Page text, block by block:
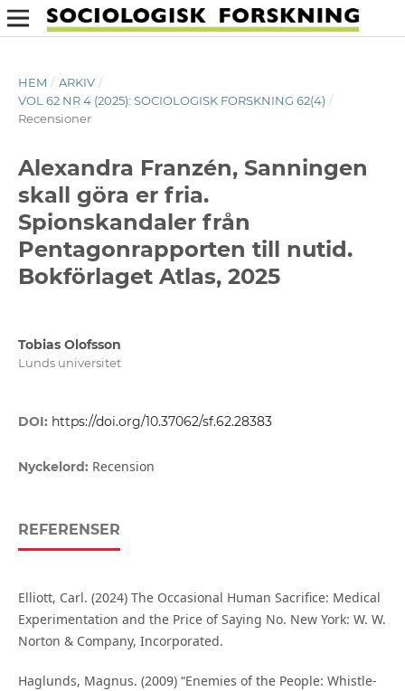
HEM / ARKIV /
VOL 62 NR 4 (2025): SOCIOLOGISK FORSKNING 62(4) /
Recensioner
Alexandra Franzén, Sanningen
skall göra er fria.
Spionskandaler från
Pentagonrapporten till nutid.
Bokförlaget Atlas, 2025
Tobias Olofsson
Lunds universitet
DOI: https://doi.org/10.37062/sf.62.28383
Nyckelord: Recension
REFERENSER
Elliott, Carl. (2024) The Occasional Human Sacrifice: Medical
Experimentation and the Price of Saying No. New York: W. W.
Norton & Company, Incorporated.
Haglunds, Magnus. (2009) “Enemies of the People: Whistle-